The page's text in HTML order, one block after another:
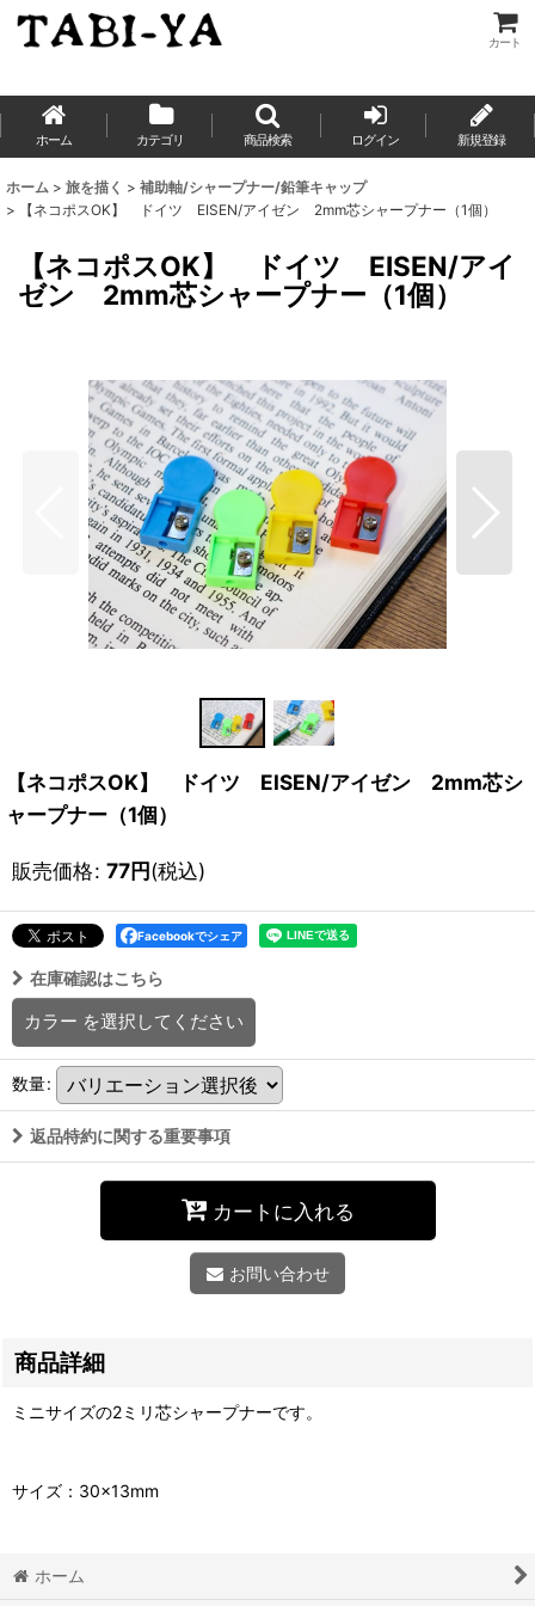
カート
ホーム カテゴリ 商品検索 ログイン 新規登録
ホーム > 旅を描く > 補助軸/シャープナー/鉛筆キャップ
>
【ネコポスOK】 ドイツ EISEN/アイゼン 2mm芯シャープナー（1個）
【ネコポスOK】 ドイツ EISEN/アイ
ゼン 2mm芯シャープナー（1個）
【ネコポスOK】 ドイツ EISEN/アイゼン 2mm芯シ
ャープナー（1個）
販売価格: 77円(税込)
Facebookでシェア
在庫確認はこちら
カラー を選択してください
数量:
返品特約に関する重要事項
カートに入れる
お問い合わせ
商品詳細
ミニサイズの2ミリ芯シャープナーです。
サイズ：30×13mm
ホーム